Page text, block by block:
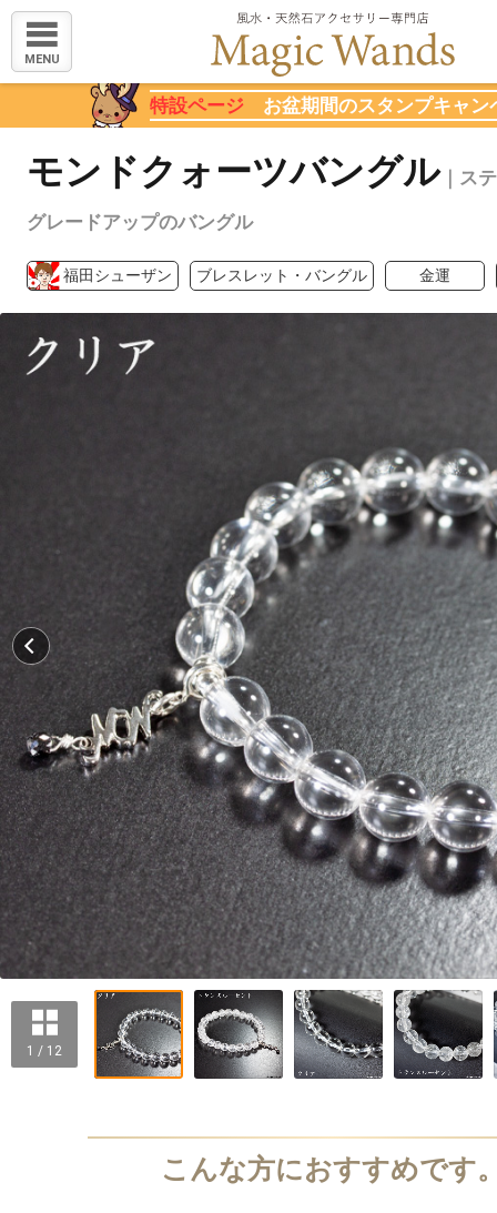
MENU
特設ページ お盆期間のスタンプキャン
モンドクォーツバングル｜ス
グレードアップのバングル
福田シューザン ブレスレット・バングル 金運
1 / 12